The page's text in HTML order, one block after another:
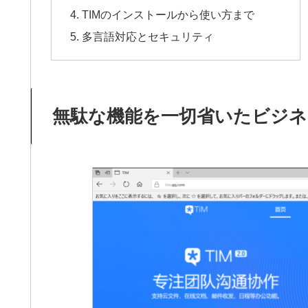
TIMのインストールから使い方まで
多言語対応とセキュリティ
無駄な機能を一切省いたビジ